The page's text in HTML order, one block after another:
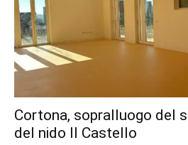
Cortona, sopralluogo del
del nido Il Castello